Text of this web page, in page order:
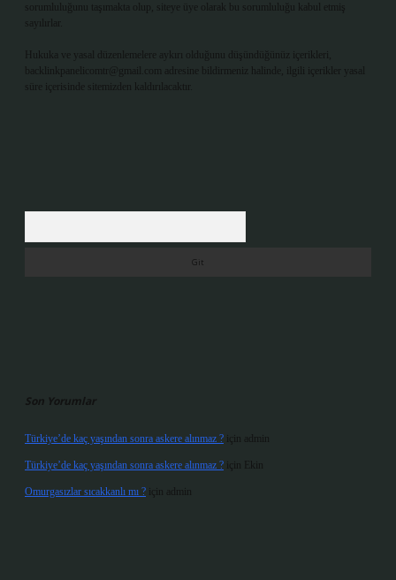
sorumluluğunu taşımakta olup, siteye üye olarak bu sorumluluğu kabul etmiş
sayılırlar.
Hukuka ve yasal düzenlemelere aykırı olduğunu düşündüğünüz içerikleri,
backlinkpanelicomtr@gmail.com
adresine bildirmeniz halinde, ilgili içerikler yasal
süre içerisinde sitemizden kaldırılacaktır.
Son Yorumlar
Türkiye’de kaç yaşından sonra askere alınmaz ? için admin
Türkiye’de kaç yaşından sonra askere alınmaz ? için Ekin
Omurgasızlar sıcakkanlı mı ? için admin